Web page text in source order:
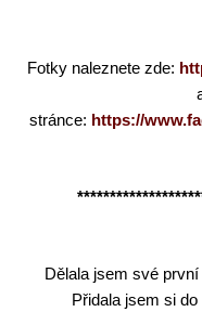
Fotky naleznete zde:
stránce: https://
Dělala jsem své
Přidala jsem si